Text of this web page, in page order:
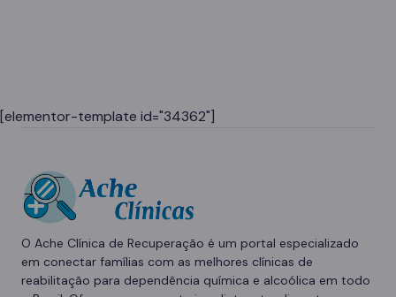
[elementor-template id="34362"]
O Ache Clínica de Recuperação é um portal especializado
em conectar famílias com as melhores clínicas de
reabilitação para dependência química e alcoólica em todo